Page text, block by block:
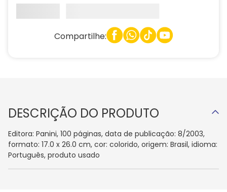
Compartilhe:
DESCRIÇÃO DO PRODUTO
Editora: Panini, 100 páginas, data de publicação: 8/2003,
formato: 17.0 x 26.0 cm, cor: colorido, origem: Brasil, idioma:
Português, produto usado